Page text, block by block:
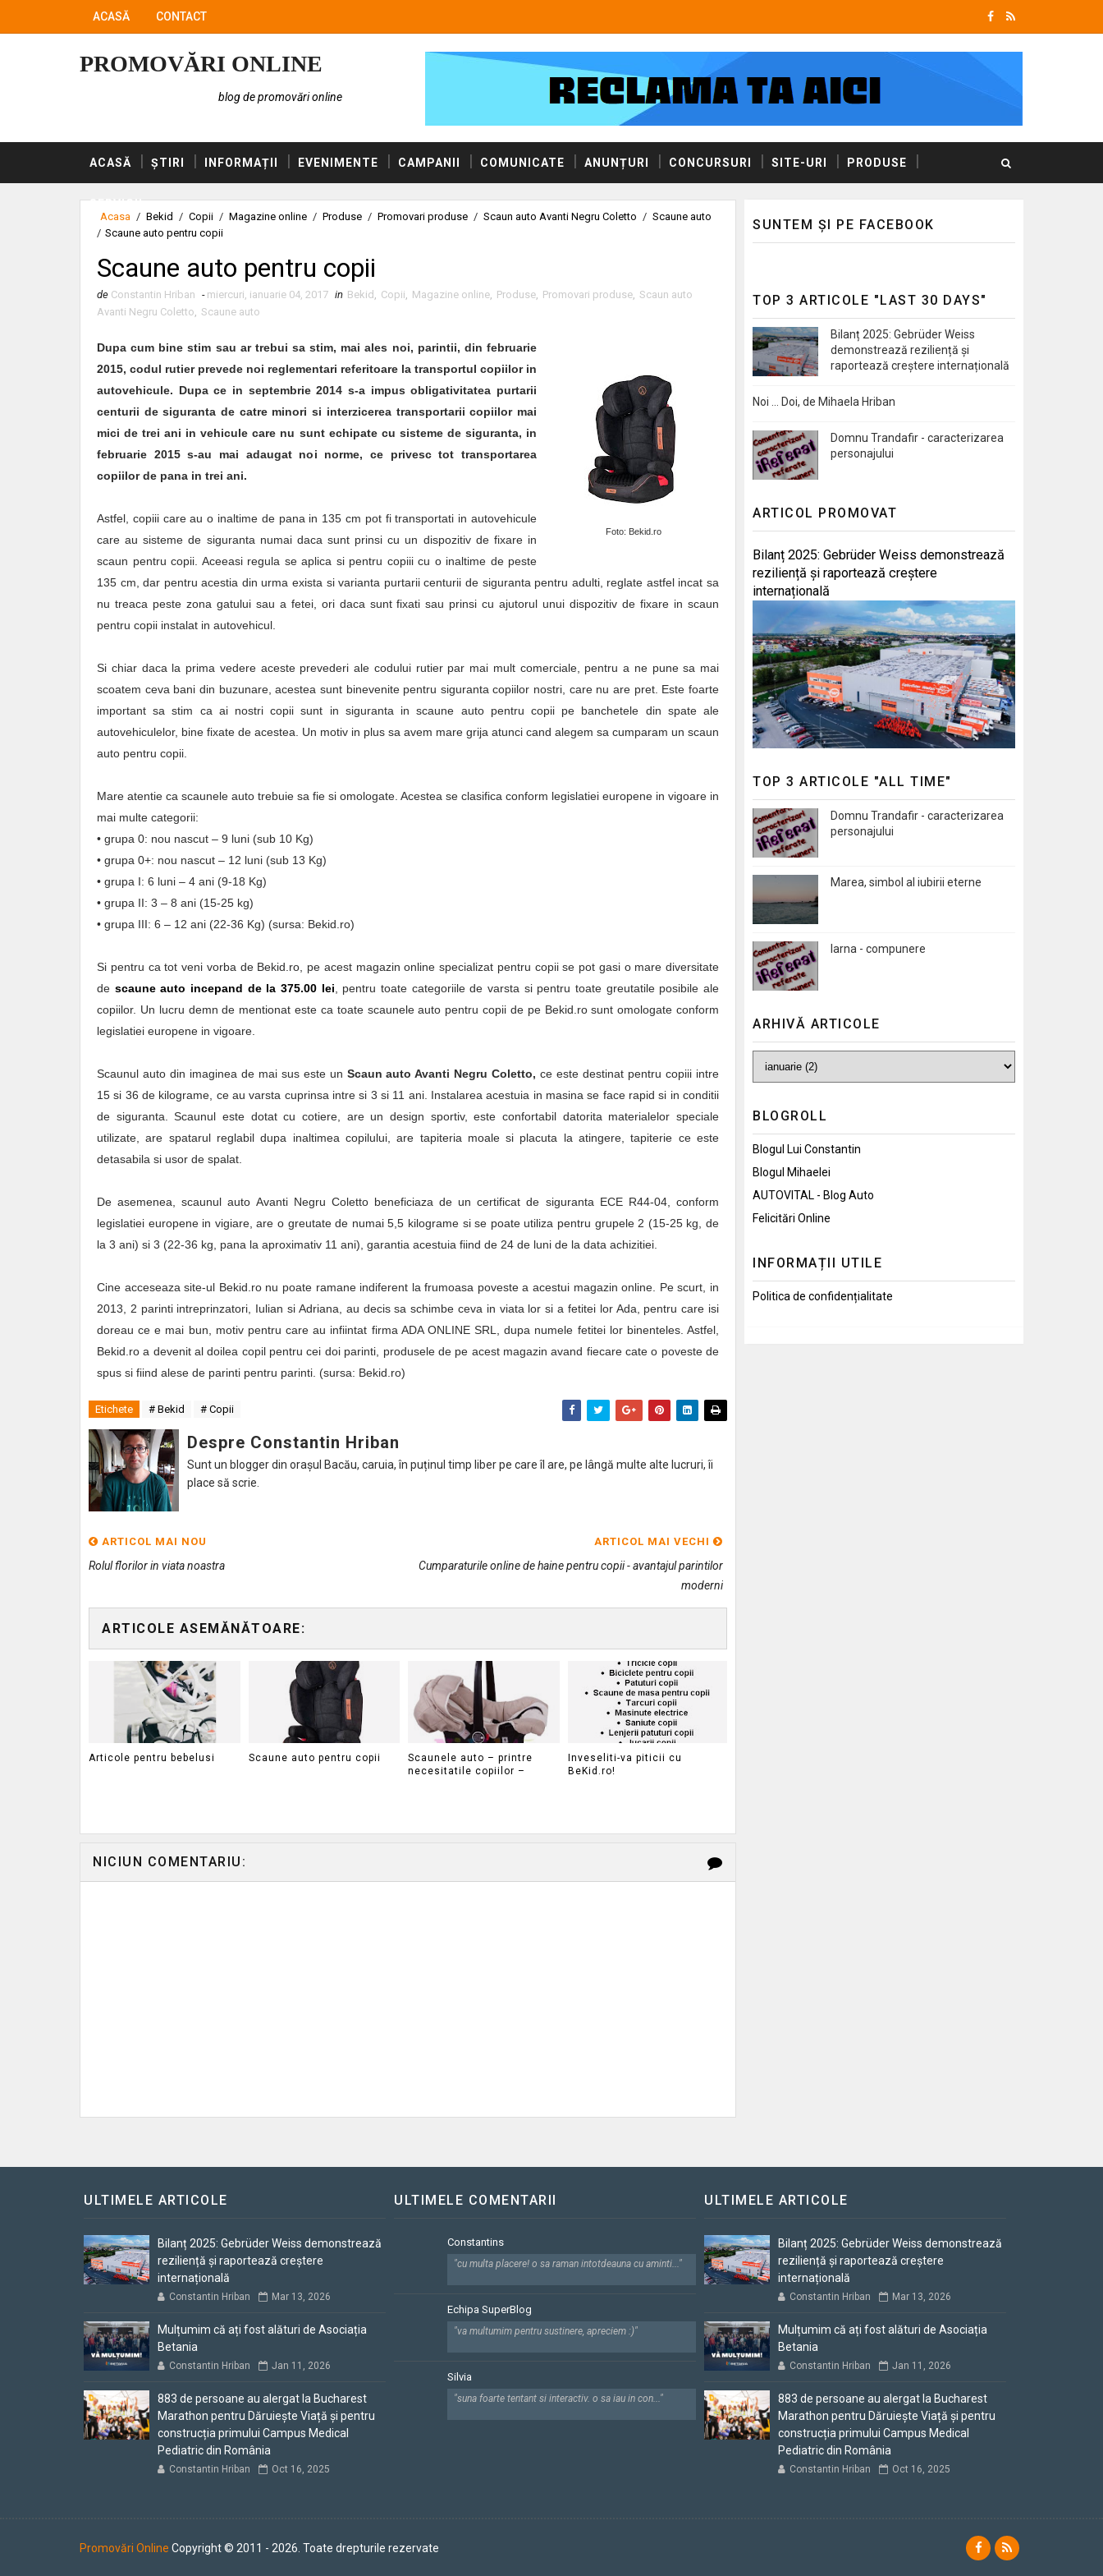
ACASĂ CONTACT
PROMOVĂRI ONLINE
blog de promovări online
ACASĂ ȘTIRI INFORMAȚII EVENIMENTE CAMPANII COMUNICATE ANUNȚURI CONCURSURI SITE-URI PRODUSE
SERVICII
Acasa / Bekid / Copii / Magazine online / Produse / Promovari produse / Scaun auto Avanti Negru Coletto / Scaune auto
/ Scaune auto pentru copii
Scaune auto pentru copii
de Constantin Hriban - miercuri, ianuarie 04, 2017 in Bekid , Copii, Magazine online, Produse, Promovari produse, Scaun auto
Avanti Negru Coletto, Scaune auto
Foto: Bekid.ro
Dupa cum bine stim sau ar trebui sa stim, mai ales noi, parintii, din februarie
2015, codul rutier prevede noi reglementari referitoare la transportul copiilor in
autovehicule. Dupa ce in septembrie 2014 s-a impus obligativitatea purtarii
centurii de siguranta de catre minori si interzicerea transportarii copiilor mai
mici de trei ani in vehicule care nu sunt echipate cu sisteme de siguranta, in
februarie 2015 s-au mai adaugat noi norme, ce privesc tot transportarea
copiilor de pana in trei ani.
Astfel, copiii care au o inaltime de pana in 135 cm pot fi transportati in autovehicule
care au sisteme de siguranta numai daca sunt prinsi cu un dispozitiv de fixare in
scaun pentru copii. Aceeasi regula se aplica si pentru copiii cu o inaltime de peste
135 cm, dar pentru acestia din urma exista si varianta purtarii centurii de siguranta pentru adulti, reglate astfel incat sa
nu treaca peste zona gatului sau a fetei, ori daca sunt fixati sau prinsi cu ajutorul unui dispozitiv de fixare in scaun
pentru copii instalat in autovehicul.
Si chiar daca la prima vedere aceste prevederi ale codului rutier par mai mult comerciale, pentru a ne pune sa mai
scoatem ceva bani din buzunare, acestea sunt binevenite pentru siguranta copiilor nostri, care nu are pret. Este foarte
important sa stim ca ai nostri copii sunt in siguranta in scaune auto pentru copii pe banchetele din spate ale
autovehiculelor, bine fixate de acestea. Un motiv in plus sa avem mare grija atunci cand alegem sa cumparam un scaun
auto pentru copii.
Mare atentie ca scaunele auto trebuie sa fie si omologate. Acestea se clasifica conform legislatiei europene in vigoare in
mai multe categorii:
• grupa 0: nou nascut – 9 luni (sub 10 Kg)
• grupa 0+: nou nascut – 12 luni (sub 13 Kg)
• grupa I: 6 luni – 4 ani (9-18 Kg)
• grupa II: 3 – 8 ani (15-25 kg)
• grupa III: 6 – 12 ani (22-36 Kg) (sursa: Bekid.ro)
Si pentru ca tot veni vorba de Bekid.ro, pe acest magazin online specializat pentru copii se pot gasi o mare diversitate
de scaune auto incepand de la 375.00 lei , pentru toate categoriile de varsta si pentru toate greutatile posibile ale
copiilor. Un lucru demn de mentionat este ca toate scaunele auto pentru copii de pe Bekid.ro sunt omologate conform
legislatiei europene in vigoare.
Scaunul auto din imaginea de mai sus este un Scaun auto Avanti Negru Coletto,ce este destinat pentru copiii intre
15 si 36 de kilograme, ce au varsta cuprinsa intre si 3 si 11 ani. Instalarea acestuia in masina se face rapid si in conditii
de siguranta. Scaunul este dotat cu cotiere, are un design sportiv, este confortabil datorita materialelor speciale
utilizate, are spatarul reglabil dupa inaltimea copilului, are tapiteria moale si placuta la atingere, tapiterie ce este
detasabila si usor de spalat.
De asemenea, scaunul auto Avanti Negru Coletto beneficiaza de un certificat de siguranta ECE R44-04, conform
legislatiei europene in vigiare, are o greutate de numai 5,5 kilograme si se poate utiliza pentru grupele 2 (15-25 kg, de
la 3 ani) si 3 (22-36 kg, pana la aproximativ 11 ani), garantia acestuia fiind de 24 de luni de la data achizitiei.
Cine acceseaza site-ul Bekid.ro nu poate ramane indiferent la frumoasa poveste a acestui magazin online. Pe scurt, in
2013, 2 parinti intreprinzatori, Iulian si Adriana, au decis sa schimbe ceva in viata lor si a fetitei lor Ada, pentru care isi
doreau ce e mai bun, motiv pentru care au infiintat firma ADA ONLINE SRL, dupa numele fetitei lor binenteles. Astfel,
Bekid.ro a devenit al doilea copil pentru cei doi parinti, produsele de pe acest magazin avand fiecare cate o poveste de
spus si fiind alese de parinti pentru parinti. (sursa: Bekid.ro)
Etichete # Bekid # Copii
Despre Constantin Hriban
Sunt un blogger din orașul Bacău, caruia, în puținul timp liber pe care îl are, pe lângă multe alte lucruri, îi
place să scrie.
ARTICOL MAI NOU
Rolul florilor in viata noastra
ARTICOL MAI VECHI
Cumparaturile online de haine pentru copii - avantajul parintilor
moderni
ARTICOLE ASEMĂNĂTOARE:
Articole pentru bebelusi Scaune auto pentru copii
Scaunele auto – printre
necesitatile copiilor –
Inveseliti-va piticii cu
BeKid.ro!
NICIUN COMENTARIU:
SUNTEM ȘI PE FACEBOOK
TOP 3 ARTICOLE "LAST 30 DAYS"
Bilanț 2025: Gebrüder Weiss
demonstrează reziliență și
raportează creștere internațională
Noi … Doi, de Mihaela Hriban
Domnu Trandafir - caracterizarea
personajului
ARTICOL PROMOVAT
Bilanț 2025: Gebrüder Weiss demonstrează
reziliență și raportează creștere
internațională
TOP 3 ARTICOLE "ALL TIME"
Domnu Trandafir - caracterizarea
personajului
Marea, simbol al iubirii eterne
Iarna - compunere
ARHIVĂ ARTICOLE
BLOGROLL
Blogul Lui Constantin
Blogul Mihaelei
AUTOVITAL - Blog Auto
Felicitări Online
INFORMAȚII UTILE
Politica de confidențialitate
ULTIMELE ARTICOLE
Bilanț 2025: Gebrüder Weiss demonstrează
reziliență și raportează creștere
internațională
Constantin Hriban Mar 13, 2026
Mulțumim că ați fost alături de Asociația
Betania
Constantin Hriban Jan 11, 2026
883 de persoane au alergat la Bucharest
Marathon pentru Dăruiește Viață și pentru
construcția primului Campus Medical
Pediatric din România
Constantin Hriban Oct 16, 2025
ULTIMELE COMENTARII
Constantins
"cu multa placere! o sa raman intotdeauna cu aminti..."
Echipa SuperBlog
"va multumim pentru sustinere, apreciem :)"
Silvia
"suna foarte tentant si interactiv. o sa iau in con..."
ULTIMELE ARTICOLE
Bilanț 2025: Gebrüder Weiss demonstrează
reziliență și raportează creștere
internațională
Constantin Hriban Mar 13, 2026
Mulțumim că ați fost alături de Asociația
Betania
Constantin Hriban Jan 11, 2026
883 de persoane au alergat la Bucharest
Marathon pentru Dăruiește Viață și pentru
construcția primului Campus Medical
Pediatric din România
Constantin Hriban Oct 16, 2025
Promovări Online Copyright © 2011 - 2026. Toate drepturile rezervate